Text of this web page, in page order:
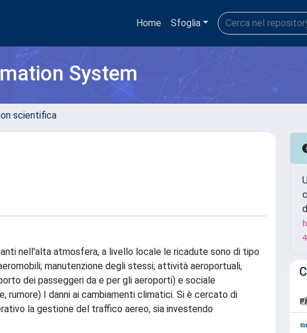
Home Sfoglia
System
scientifica
nell'alta atmosfera, a livello locale le ricadute sono di tipo
manutenzione degli stessi; attività aeroportuali,
dei passeggeri da e per gli aeroporti) e sociale
rumore) I danni ai cambiamenti climatici. Si è cercato di
la gestione del traffico aereo, sia investendo